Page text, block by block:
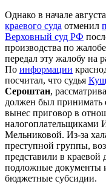
Однако в начале
краевого суда отменил
Верховный суд РФ
производства по
передал эту жалобу на
По информации
посчитал, что судья
Сероштан,
должен был принимать
вынес приговор в
Мельниковой. Из-за
преступной группы,
представили в краевой
подложные документы
бюджетные субсидии.